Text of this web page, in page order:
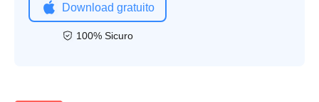
Download gratuito
100% Sicuro